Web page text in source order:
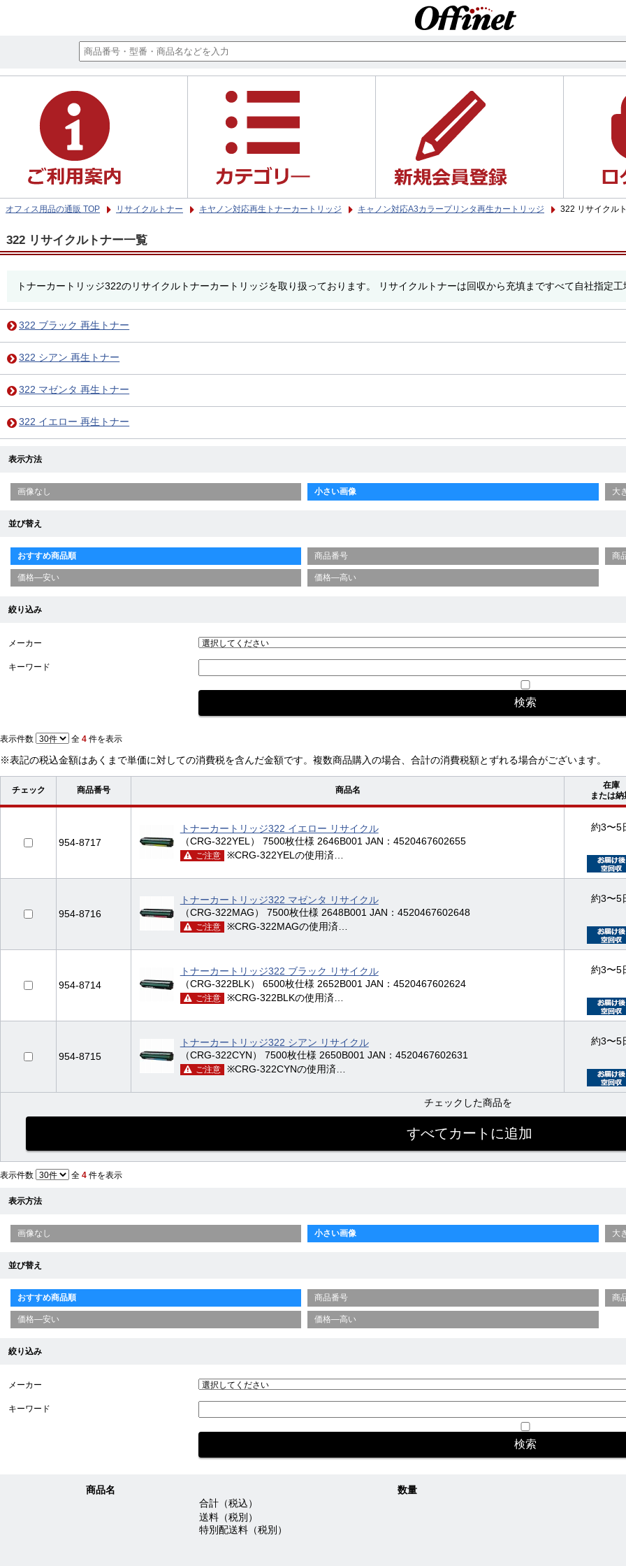
オフィス用品の通販 TOP リサイクルトナー キヤノン対応再生トナーカートリッジ キャノン対応A3カラープリンタ再生カートリッジ 322 リサイクル
322 リサイクルトナー一覧
トナーカートリッジ322のリサイクルトナーカートリッジを取り扱っております。 リサイクルトナーは回収から充填まですべて自社指定
322 ブラック 再生トナー
322 シアン 再生トナー
322 マゼンタ 再生トナー
322 イエロー 再生トナー
表示方法
画像なし 小さい画像 大
並び替え
おすすめ商品順 商品番号 商
価格—安い 価格—高い
絞り込み
メーカー
キーワード
表示件数 全 4 件を表示
※表記の税込金額はあくまで単価に対しての消費税を含んだ金額です。複数商品購入の場合、合計の消費税額とずれる場合がございます。
チェック 商品番号 商品名
在庫
または納
954-8717
トナーカートリッジ322 イエロー リサイクル
（CRG-322YEL） 7500枚仕様 2646B001 JAN：4520467602655
ご注意 ※CRG-322YELの使用済…
約3〜5
954-8716
トナーカートリッジ322 マゼンタ リサイクル
（CRG-322MAG） 7500枚仕様 2648B001 JAN：4520467602648
ご注意 ※CRG-322MAGの使用済…
約3〜5
954-8714
トナーカートリッジ322 ブラック リサイクル
（CRG-322BLK） 6500枚仕様 2652B001 JAN：4520467602624
ご注意 ※CRG-322BLKの使用済…
約3〜5
954-8715
トナーカートリッジ322 シアン リサイクル
（CRG-322CYN） 7500枚仕様 2650B001 JAN：4520467602631
ご注意 ※CRG-322CYNの使用済…
約3〜5
チェックした商品を
表示件数 全 4 件を表示
表示方法
画像なし 小さい画像 大
並び替え
おすすめ商品順 商品番号 商
価格—安い 価格—高い
絞り込み
メーカー
キーワード
商品名 数量
合計（税込）
送料（税別）
特別配送料（税別）